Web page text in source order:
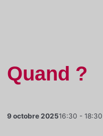
Quand ?
9 octobre 202516:30 - 18:30